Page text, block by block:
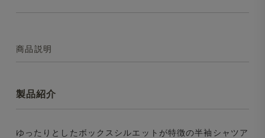
商品説明
製品紹介
ゆったりとしたボックスシルエットが特徴の半袖シャツア